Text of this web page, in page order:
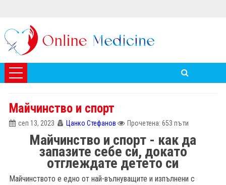
Майчинство и спорт
сеп 13, 2023 Цанко Стефанов Прочетена: 653 пъти
Майчинство и спорт - как да
запазите себе си, докато
отглеждате детето си
Майчинството е едно от най-вълнуващите и изпълнени с